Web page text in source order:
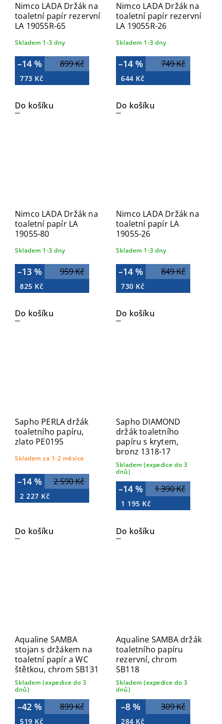
Nimco LADA Držák na
toaletní papír rezervní
LA 19055R-65
Skladem 1-3 dny
899 Kč
–14 %
773 Kč
Do košíku
Nimco LADA Držák na
toaletní papír rezervní
LA 19055R-26
Skladem 1-3 dny
749 Kč
–14 %
644 Kč
Do košíku
Nimco LADA Držák na
toaletní papír LA
19055-80
Skladem 1-3 dny
959 Kč
–13 %
825 Kč
Do košíku
Nimco LADA Držák na
toaletní papír LA
19055-26
Skladem 1-3 dny
849 Kč
–14 %
730 Kč
Do košíku
Sapho PERLA držák
toaletního papíru,
zlato PE0195
Skladem za 1-2 měsíce
2 590 Kč
–14 %
2 227 Kč
Do košíku
Sapho DIAMOND
držák toaletního
papíru s krytem,
bronz 1318-17
Skladem (expedice do 3
dnů)
1 390 Kč
–14 %
1 195 Kč
Do košíku
Aqualine SAMBA
stojan s držákem na
toaletní papír a WC
štětkou, chrom SB131
Skladem (expedice do 3
dnů)
899 Kč
–42 %
519 Kč
Aqualine SAMBA držák
toaletního papíru
rezervní, chrom
SB118
Skladem (expedice do 3
dnů)
309 Kč
–8 %
284 Kč